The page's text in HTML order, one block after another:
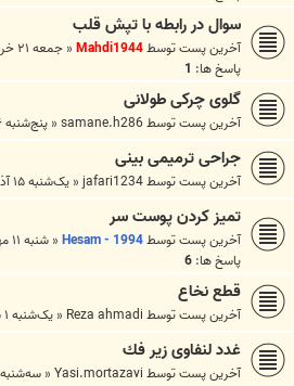
سوال در رابطه با تپش قلب
آخرین پست توسطMahdi1944
« جمعه ۲۱ خرداد ۱۳۹۵, ۵:۲۷ ب.ظ
پاسخ ها: 1
گلوی چرکی طولانی
آخرین پست توسطsamane.h286
« پنج‌شنبه ۶ خرداد ۱۳۹۵, ۸:۰۵ ق.ظ
جراحی ترمیمی بینی
آخرین پست توسطjafari1234
« یک‌شنبه ۱۵ آذر ۱۳۹۴, ۲:۱۳ ب.ظ
تمیز کردن پوست سر
آخرین پست توسطHesam - 1994
« شنبه ۱۱ مهر ۱۳۹۴, ۱۱:۵۸ ب.ظ
پاسخ ها: 6
قطع نخاع
آخرین پست توسطReza ahmadi
« یک‌شنبه ۱ شهریور ۱۳۹۴, ۱۱:۴۸ ق.ظ
غدد لنفاوى زير فك
آخرین پست توسطYasi.mortazavi
« سه‌شنبه ۱۶ تیر ۱۳۹۴, ۲:۴۲ ق.ظ